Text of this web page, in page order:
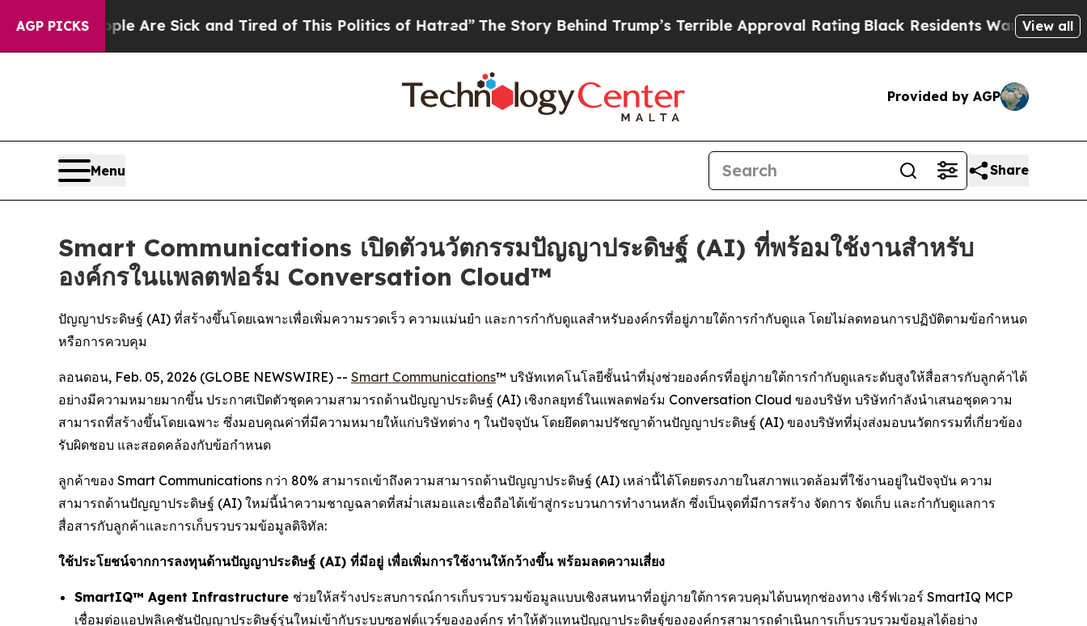
AGP PICKSAre Sick and Tired of This Politics of Hatred”The Story Behind Trump’s Terrible Approval RatingBlack Residents Warned of Abusive
View all
Provided by AGP
Menu Share
Smart Communications เปิดตัวนวัตกรรมปัญญาประดิษฐ์ (AI) ที่พร้อมใช้งานสำหรับ
องค์กรในแพลตฟอร์ม Conversation Cloud™
ปัญญาประดิษฐ์ (AI) ที่สร้างขึ้นโดยเฉพาะเพื่อเพิ่มความรวดเร็ว ความแม่นยำ และการกำกับดูแลสำหรับองค์กรที่อยู่ภายใต้การกำกับดูแล โดยไม่ลดทอนการปฏิบัติตามข้อกำหนด
หรือการควบคุม
ลอนดอน, Feb. 05, 2026 (GLOBE NEWSWIRE) -- Smart Communications™ บริษัทเทคโนโลยีชั้นนำที่มุ่งช่วยองค์กรที่อยู่ภายใต้การกำกับดูแลระดับสูงให้สื่อสารกับลูกค้าได้
อย่างมีความหมายมากขึ้น ประกาศเปิดตัวชุดความสามารถด้านปัญญาประดิษฐ์ (AI) เชิงกลยุทธ์ในแพลตฟอร์ม Conversation Cloud ของบริษัท บริษัทกำลังนำเสนอชุดความ
สามารถที่สร้างขึ้นโดยเฉพาะ ซึ่งมอบคุณค่าที่มีความหมายให้แก่บริษัทต่าง ๆ ในปัจจุบัน โดยยึดตามปรัชญาด้านปัญญาประดิษฐ์ (AI) ของบริษัทที่มุ่งส่งมอบนวัตกรรมที่เกี่ยวข้อง
รับผิดชอบ และสอดคล้องกับข้อกำหนด
ลูกค้าของ Smart Communications กว่า 80% สามารถเข้าถึงความสามารถด้านปัญญาประดิษฐ์ (AI) เหล่านี้ได้โดยตรงภายในสภาพแวดล้อมที่ใช้งานอยู่ในปัจจุบัน ความ
สามารถด้านปัญญาประดิษฐ์ (AI) ใหม่นี้นำความชาญฉลาดที่สม่ำเสมอและเชื่อถือได้เข้าสู่กระบวนการทำงานหลัก ซึ่งเป็นจุดที่มีการสร้าง จัดการ จัดเก็บ และกำกับดูแลการ
สื่อสารกับลูกค้าและการเก็บรวบรวมข้อมูลดิจิทัล:
ใช้ประโยชน์จากการลงทุนด้านปัญญาประดิษฐ์ (AI) ที่มีอยู่ เพื่อเพิ่มการใช้งานให้กว้างขึ้น พร้อมลดความเสี่ยง
SmartIQ™ Agent Infrastructure ช่วยให้สร้างประสบการณ์การเก็บรวบรวมข้อมูลแบบเชิงสนทนาที่อยู่ภายใต้การควบคุมได้บนทุกช่องทาง เซิร์ฟเวอร์ SmartIQ MCP
เชื่อมต่อแอปพลิเคชันปัญญาประดิษฐ์รุ่นใหม่เข้ากับระบบซอฟต์แวร์ขององค์กร ทำให้ตัวแทนปัญญาประดิษฐ์ขององค์กรสามารถดำเนินการเก็บรวบรวมข้อมูลได้อย่าง